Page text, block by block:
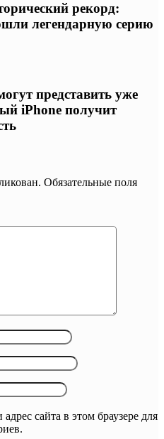
рекорд:
легендарную серию
представить уже
iPhone получит
Обязательные поля
сайта в этом браузере для